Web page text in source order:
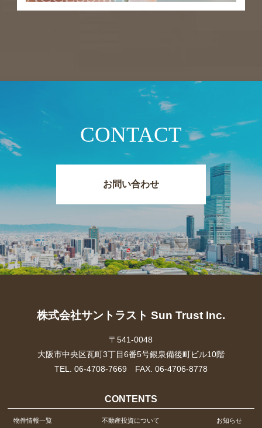
CONTACT
お問い合わせ
株式会社サントラスト Sun Trust Inc.
〒541-0048
大阪市中央区瓦町3丁目6番5号銀泉備後町ビル10階
TEL. 06-4708-7669 FAX. 06-4706-8778
CONTENTS
物件情報一覧 不動産投資について お知らせ